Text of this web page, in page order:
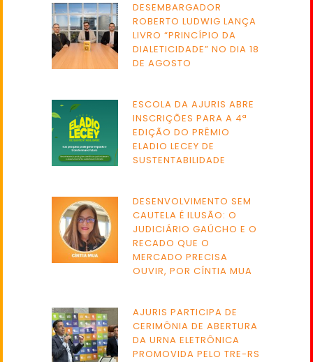
DESEMBARGADOR
ROBERTO LUDWIG LANÇA
LIVRO “PRINCÍPIO DA
DIALETICIDADE” NO DIA 18
DE AGOSTO
ESCOLA DA AJURIS ABRE
INSCRIÇÕES PARA A 4ª
EDIÇÃO DO PRÊMIO
ELADIO LECEY DE
SUSTENTABILIDADE
DESENVOLVIMENTO SEM
CAUTELA É ILUSÃO: O
JUDICIÁRIO GAÚCHO E O
RECADO QUE O
MERCADO PRECISA
OUVIR, POR CÍNTIA MUA
AJURIS PARTICIPA DE
CERIMÔNIA DE ABERTURA
DA URNA ELETRÔNICA
PROMOVIDA PELO TRE-RS